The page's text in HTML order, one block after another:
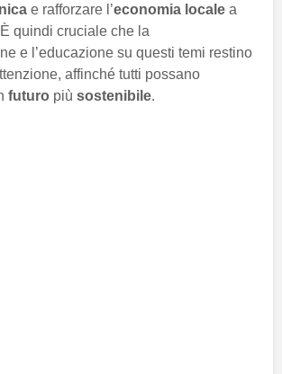
e rafforzare l’economia locale a
quindi cruciale che la
e l’educazione su questi temi restino
affinché tutti possano
futuro più sostenibile.